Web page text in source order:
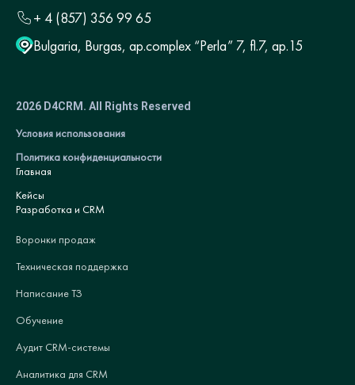
+ 4 (857) 356 99 65
Bulgaria, Burgas, ap.complex “Perla” 7, fl.7, ap.15
2026 D4CRM. All Rights Reserved
Условия использования
Политика конфиденциальности
Главная
Кейсы
Разработка и CRM
Воронки продаж
Техническая поддержка
Написание ТЗ
Обучение
Аудит CRM-системы
Аналитика для CRM